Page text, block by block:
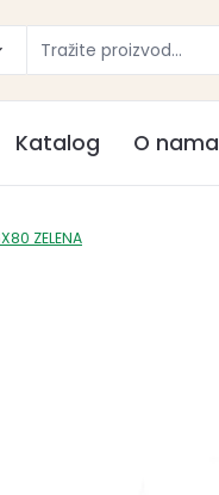
Katalog O nama
ZELENA